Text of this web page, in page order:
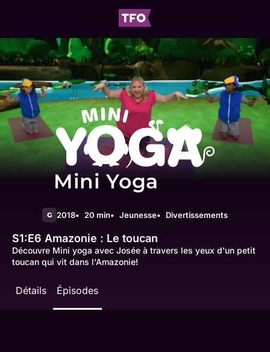
Mini Yoga
G 2018 20 min Jeunesse Divertissements
S1:E6 Amazonie : Le toucan
Découvre Mini yoga avec Josée à travers les yeux d'un petit
toucan qui vit dans l'Amazonie!
Détails Épisodes